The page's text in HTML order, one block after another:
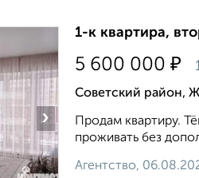
›
1-к квартира,
5 600 000 ₽
Советский район,
Продам квартиру.
проживать без
Агентство,